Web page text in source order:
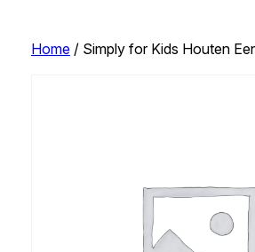
Home/ Simply for Kids Houten